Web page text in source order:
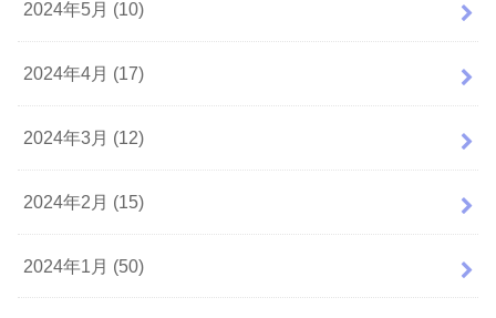
2024年5月 (10)
2024年4月 (17)
2024年3月 (12)
2024年2月 (15)
2024年1月 (50)